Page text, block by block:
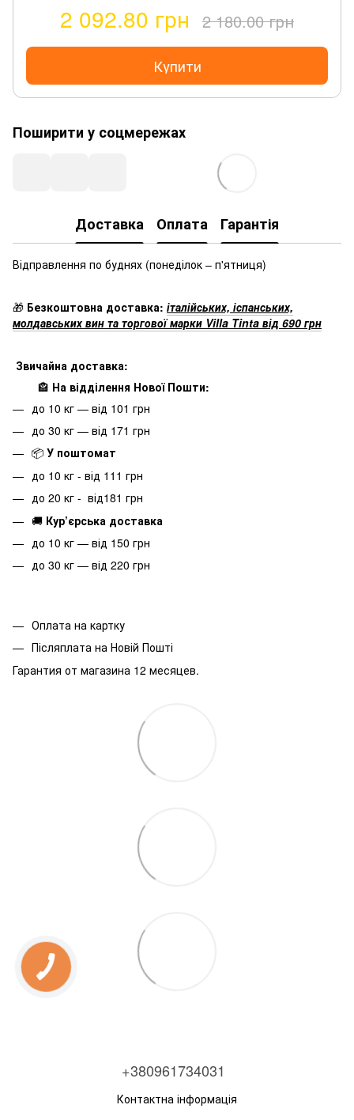
2 092.80 грн 2 180.00 грн
Купити
Поширити у соцмережах
Доставка Оплата Гарантія
Відправлення по буднях (понеділок – п'ятниця)
🎁 Безкоштовна доставка: італійських, іспанських,
молдавських вин та торгової марки Villa Tinta від 690 грн
Звичайна доставка:
🏤 На відділення Нової Пошти:
до 10 кг — від 101 грн
до 30 кг — від 171 грн
📦 У поштомат
до 10 кг - від 111 грн
до 20 кг - від181 грн
🚚 Кур’єрська доставка
до 10 кг — від 150 грн
до 30 кг — від 220 грн
Оплата на картку
Післяплата на Новій Пошті
Гарантия от магазина 12 месяцев.
+380961734031
Контактна інформація